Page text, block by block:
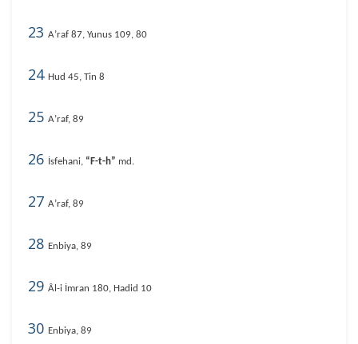
23 A’raf 87, Yunus 109, 80
24 Hud 45, Tin 8
25 A’raf, 89
26 İsfehani, “F-t-h” md.
27 A’raf, 89
28 Enbiya, 89
29 Âl-i İmran 180, Hadid 10
30 Enbiya, 89